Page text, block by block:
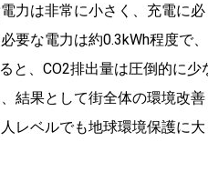
力は非常に小さく、充電に必
な電力は約0.3kWh程度で、
と、CO2排出量は圧倒的に少
結果として街全体の環境改善
レベルでも地球環境保護に大